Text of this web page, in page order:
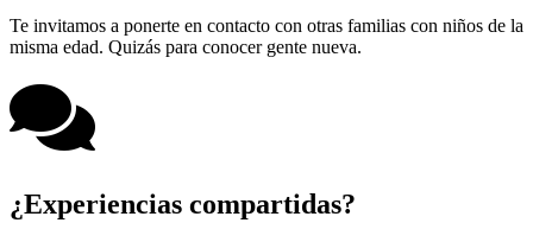
Te invitamos a ponerte en contacto con otras familias con niños de la
misma edad. Quizás para conocer gente nueva.
¿Experiencias compartidas?